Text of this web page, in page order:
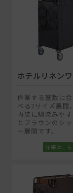
ホテルリネン
作業する室数に
べる2サイズ展開
内装に馴染みや
とブラウンのシ
ー展開です。